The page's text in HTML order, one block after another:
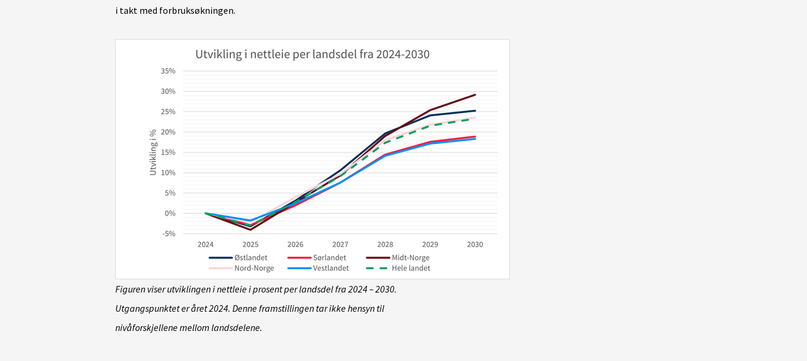
i takt med forbruksøkningen.
Figuren viser utviklingen i nettleie i prosent per landsdel fra 2024 – 2030.
Utgangspunktet er året 2024. Denne framstillingen tar ikke hensyn til
nivåforskjellene mellom landsdelene.